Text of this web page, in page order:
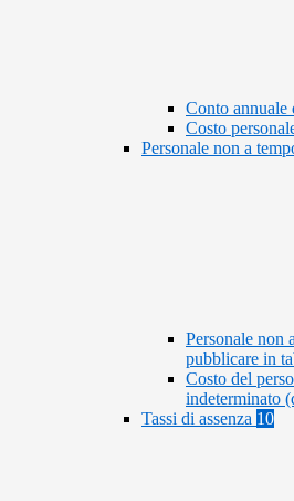
Conto annuale
Costo
Personale non a
Personale non
pubblicare in
Costo del
indeterminato
Tassi di assenza 10